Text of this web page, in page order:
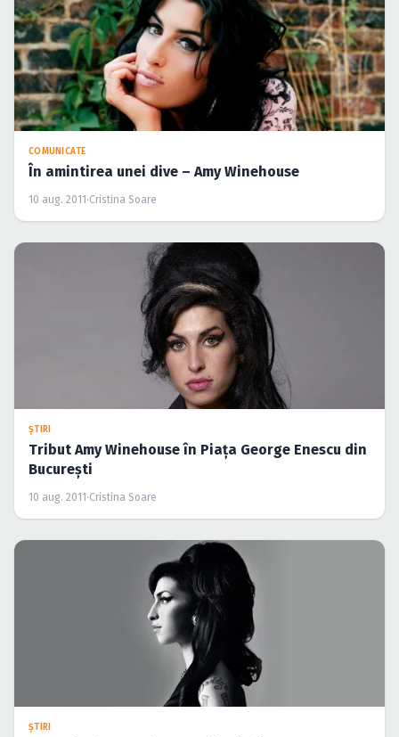
COMUNICATE
În amintirea unei dive – Amy Winehouse
10 aug. 2011·Cristina Soare
ŞTIRI
Tribut Amy Winehouse în Piaţa George Enescu din
Bucureşti
10 aug. 2011·Cristina Soare
ŞTIRI